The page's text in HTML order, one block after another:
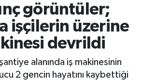
görüntüler;
işçilerin üzerine
devrildi
alanında iş makinesinin
2 gencin hayatını kaybettiği